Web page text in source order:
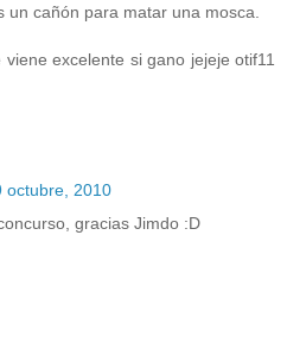
un cañón para matar una mosca.
excelente si gano jejeje otif11
octubre, 2010
gracias Jimdo :D